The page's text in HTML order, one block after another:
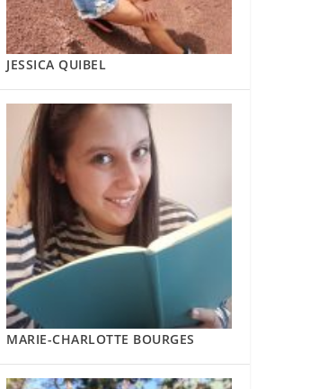
JESSICA QUIBEL
MARIE-CHARLOTTE BOURGES